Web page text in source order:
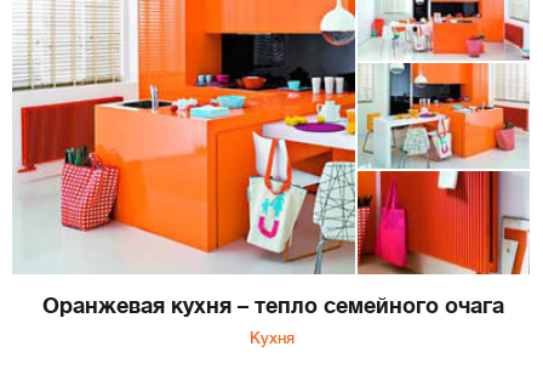
Оранжевая кухня – тепло семейного очага
Кухня